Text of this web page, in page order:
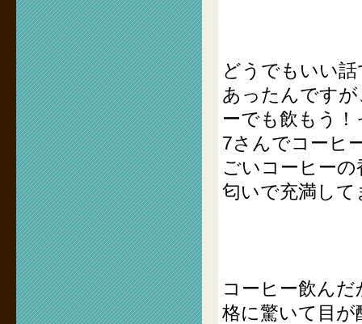
どうでもいい
あったんです
ーでも飲もう
7さんでコーヒ
ごいコーヒー
匂いで充満し
コーヒー飲ん
格に驚いて目